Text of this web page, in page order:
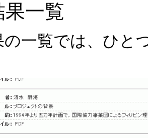
一覧
の一覧では、ひと